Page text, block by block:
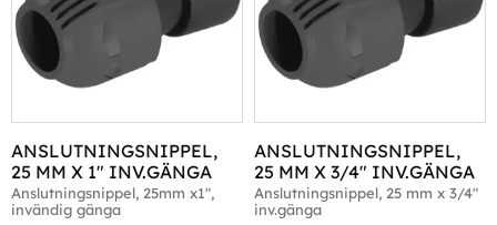
ANSLUTNINGSNIPPEL,
25 MM X 1" INV.GÄNGA
Anslutningsnippel, 25mm x1",
invändig gänga
ANSLUTNINGSNIPPEL,
25 MM X 3/4" INV.GÄNGA
Anslutningsnippel, 25 mm x 3/4"
inv.gänga